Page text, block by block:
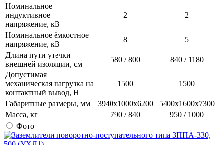
Номинальное
индуктивное
напряжение, кВ
2 2
Номинальное ёмкостное
напряжение, кВ
8
5
Длина пути утечки
внешней изоляции, см
580 / 800
840 / 1180
Допустимая
механическая нагрузка на
контактный вывод, Н
1500 1500
Габаритные размеры, мм 3940x1000x6200
5400x1600x7300
Масса, кг
790 / 840
950 / 1000
Фото